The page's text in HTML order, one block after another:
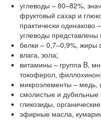
углеводы – 80–82%,
фруктовый сахар и
практически
углеводы
белки – 0,7–0,9%, жиры
влага, зола;
витамины – группа B,
токоферол, филлохинон;
микроэлементы – медь,
смолистые и
гликозиды,
эфирные масла,